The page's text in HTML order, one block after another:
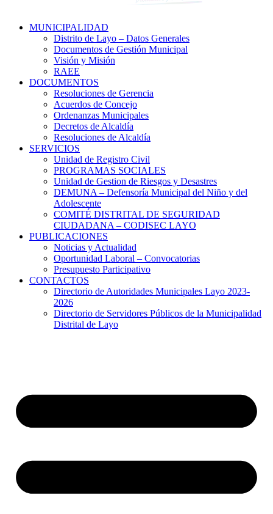
MUNICIPALIDAD
Distrito de Layo – Datos Generales
Documentos de Gestión Municipal
Visión y Misión
RAEE
DOCUMENTOS
Resoluciones de Gerencia
Acuerdos de Concejo
Ordenanzas Municipales
Decretos de Alcaldía
Resoluciones de Alcaldía
SERVICIOS
Unidad de Registro Civil
PROGRAMAS SOCIALES
Unidad de Gestion de Riesgos y Desastres
DEMUNA – Defensoría Municipal del Niño y del
Adolescente
COMITÉ DISTRITAL DE SEGURIDAD
CIUDADANA – CODISEC LAYO
PUBLICACIONES
Noticias y Actualidad
Oportunidad Laboral – Convocatorias
Presupuesto Participativo
CONTACTOS
Directorio de Autoridades Municipales Layo 2023-
2026
Directorio de Servidores Públicos de la Municipalidad
Distrital de Layo